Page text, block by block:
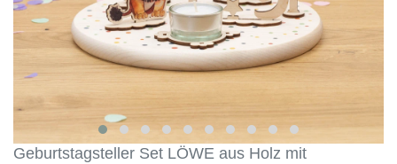
Geburtstagsteller Set LÖWE aus Holz mit